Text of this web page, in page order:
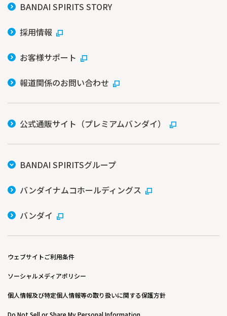
BANDAI SPIRITS STORY
採用情報
お客様サポート
報道関係のお問い合わせ
公式通販サイト（プレミアムバンダイ）
BANDAI SPIRITSグループ
バンダイナムコホールディングス
バンダイ
ウェブサイトご利用条件
ソーシャルメディアポリシー
個人情報及び特定個人情報等の取り扱いに関する保護方針